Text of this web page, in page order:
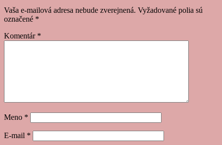
Vaša e-mailová adresa nebude zverejnená. Vyžadované polia sú
označené *
Komentár *
Meno *
E-mail *